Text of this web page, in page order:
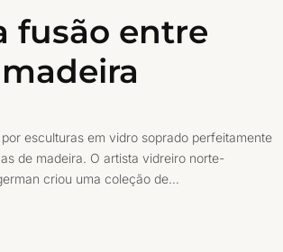
fusão entre
esculturas em vidro soprado perfeitamente
de madeira. O artista vidreiro norte-
criou uma coleção de…